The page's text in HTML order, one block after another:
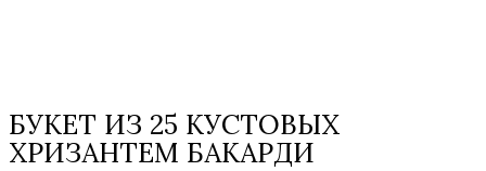
БУКЕТ ИЗ 25 КУСТОВЫХ
ХРИЗАНТЕМ БАКАРДИ